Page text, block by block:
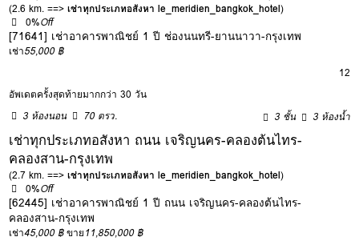
(2.6 km. ==>เช่าทุกประเภทอสังหา le_meridien_bangkok_hotel)
0%Off
[71641] เช่าอาคารพาณิชย์ 1 ปี ช่องนนทรี-ยานนาวา-กรุงเทพ
เช่า55,000 ฿
12
อัพเดตครั้งสุดท้ายมากกว่า 30 วัน
3 ห้องนอน
70 ตรว. 3 ชั้น 3 ห้องน้ำ
เช่าทุกประเภทอสังหา ถนน เจริญนคร-คลองต้นไทร-
คลองสาน-กรุงเทพ
(2.7 km. ==>เช่าทุกประเภทอสังหา le_meridien_bangkok_hotel)
0%Off
[62445] เช่าอาคารพาณิชย์ 1 ปี ถนน เจริญนคร-คลองต้นไทร-
คลองสาน-กรุงเทพ
เช่า45,000 ฿ ขาย11,850,000 ฿